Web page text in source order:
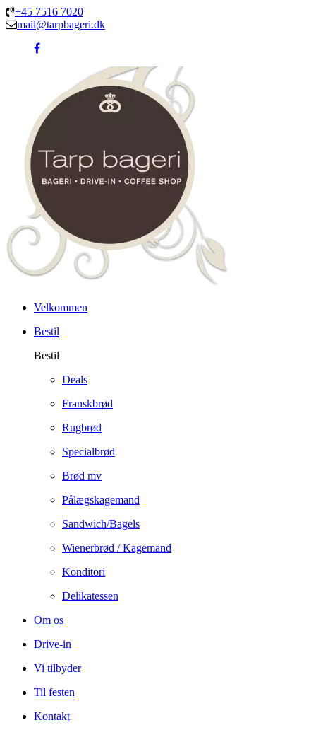
+45 7516 7020
mail@tarpbageri.dk
Velkommen
Bestil
Bestil
Deals
Franskbrød
Rugbrød
Specialbrød
Brød mv
Pålægskagemand
Sandwich/Bagels
Wienerbrød / Kagemand
Konditori
Delikatessen
Om os
Drive-in
Vi tilbyder
Til festen
Kontakt